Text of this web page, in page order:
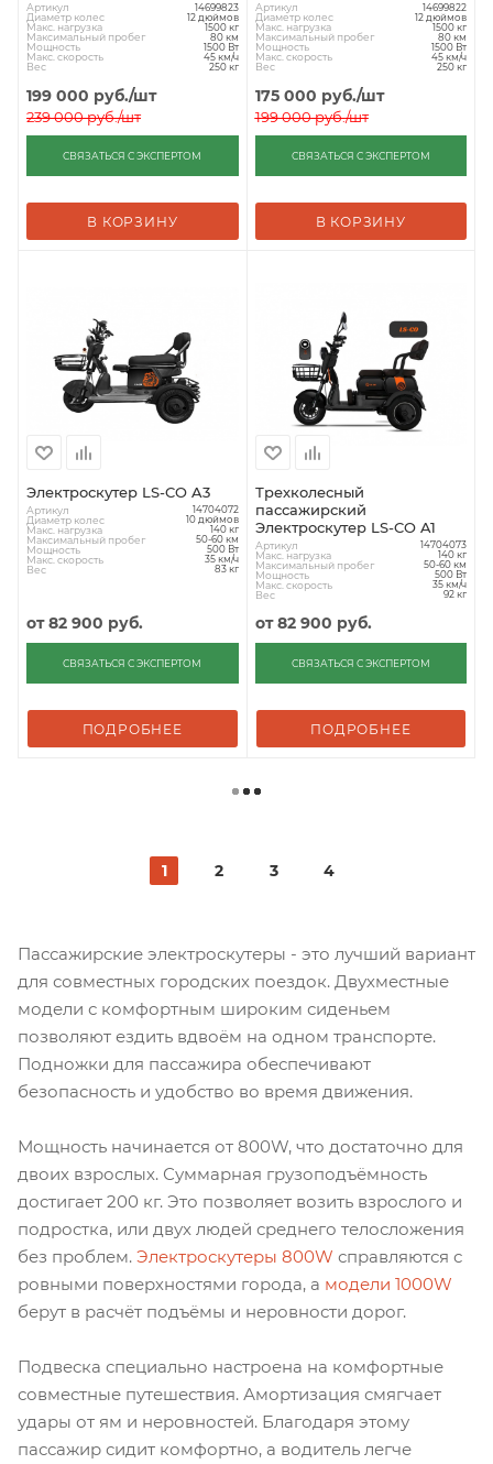
Артикул 14699823
Диаметр колес 12 дюймов
Макс. нагрузка 1500 кг
Максимальный пробег 80 км
Мощность 1500 Вт
Макс. скорость 45 км/ч
Вес 250 кг
199 000 руб./шт
239 000руб./шт
СВЯЗАТЬСЯ С ЭКСПЕРТОМ
В КОРЗИНУ
Артикул 14699822
Диаметр колес 12 дюймов
Макс. нагрузка 1500 кг
Максимальный пробег 80 км
Мощность 1500 Вт
Макс. скорость 45 км/ч
Вес 250 кг
175 000 руб./шт
199 000руб./шт
СВЯЗАТЬСЯ С ЭКСПЕРТОМ
В КОРЗИНУ
Электроскутер LS-CO A3
Артикул 14704072
Диаметр колес 10 дюймов
Макс. нагрузка 140 кг
Максимальный пробег 50-60 км
Мощность 500 Вт
Макс. скорость 35 км/ч
Вес 83 кг
от82 900 руб.
СВЯЗАТЬСЯ С ЭКСПЕРТОМ
ПОДРОБНЕЕ
Трехколесный
пассажирский
Электроскутер LS-CO A1
Артикул 14704073
Макс. нагрузка 140 кг
Максимальный пробег 50-60 км
Мощность 500 Вт
Макс. скорость 35 км/ч
Вес 92 кг
от82 900 руб.
СВЯЗАТЬСЯ С ЭКСПЕРТОМ
ПОДРОБНЕЕ
1 2 3 4
Пассажирские электроскутеры - это лучший вариант
для совместных городских поездок. Двухместные
модели с комфортным широким сиденьем
позволяют ездить вдвоём на одном транспорте.
Подножки для пассажира обеспечивают
безопасность и удобство во время движения.
Мощность начинается от 800W, что достаточно для
двоих взрослых. Суммарная грузоподъёмность
достигает 200 кг. Это позволяет возить взрослого и
подростка, или двух людей среднего телосложения
без проблем. Электроскутеры 800W справляются с
ровными поверхностями города, а модели 1000W
берут в расчёт подъёмы и неровности дорог.
Подвеска специально настроена на комфортные
совместные путешествия. Амортизация смягчает
удары от ям и неровностей. Благодаря этому
пассажир сидит комфортно, а водитель легче